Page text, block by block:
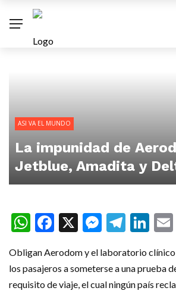
ASI VA EL MUNDO
La impunidad de
Jetblue, Amadita y
WhatsApp
Facebook
X
Obligan Aerodom y el laboratorio
los pasajeros a someterse a una prueba
requisito de viaje, el cual ningún país